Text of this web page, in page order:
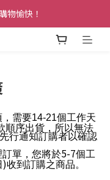
物愉快！
需要14-21個工作天
序出貨， 所以無法
行通知訂購者以確認
單，您將於5-7個工
)收到訂購之商品。